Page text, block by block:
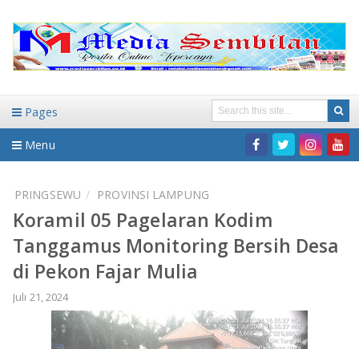
Pages
Menu
DAERAH
NASIONAL
DAERAH
BANDAR LAMPUNG
HUKUM-KRIMINAL
PENDIDIKAN
WISATA
PRINGSEWU PROVINSI LAMPUNG
Koramil 05 Pagelaran Kodim
Tanggamus Monitoring Bersih Desa
di Pekon Fajar Mulia
Juli 21, 2024